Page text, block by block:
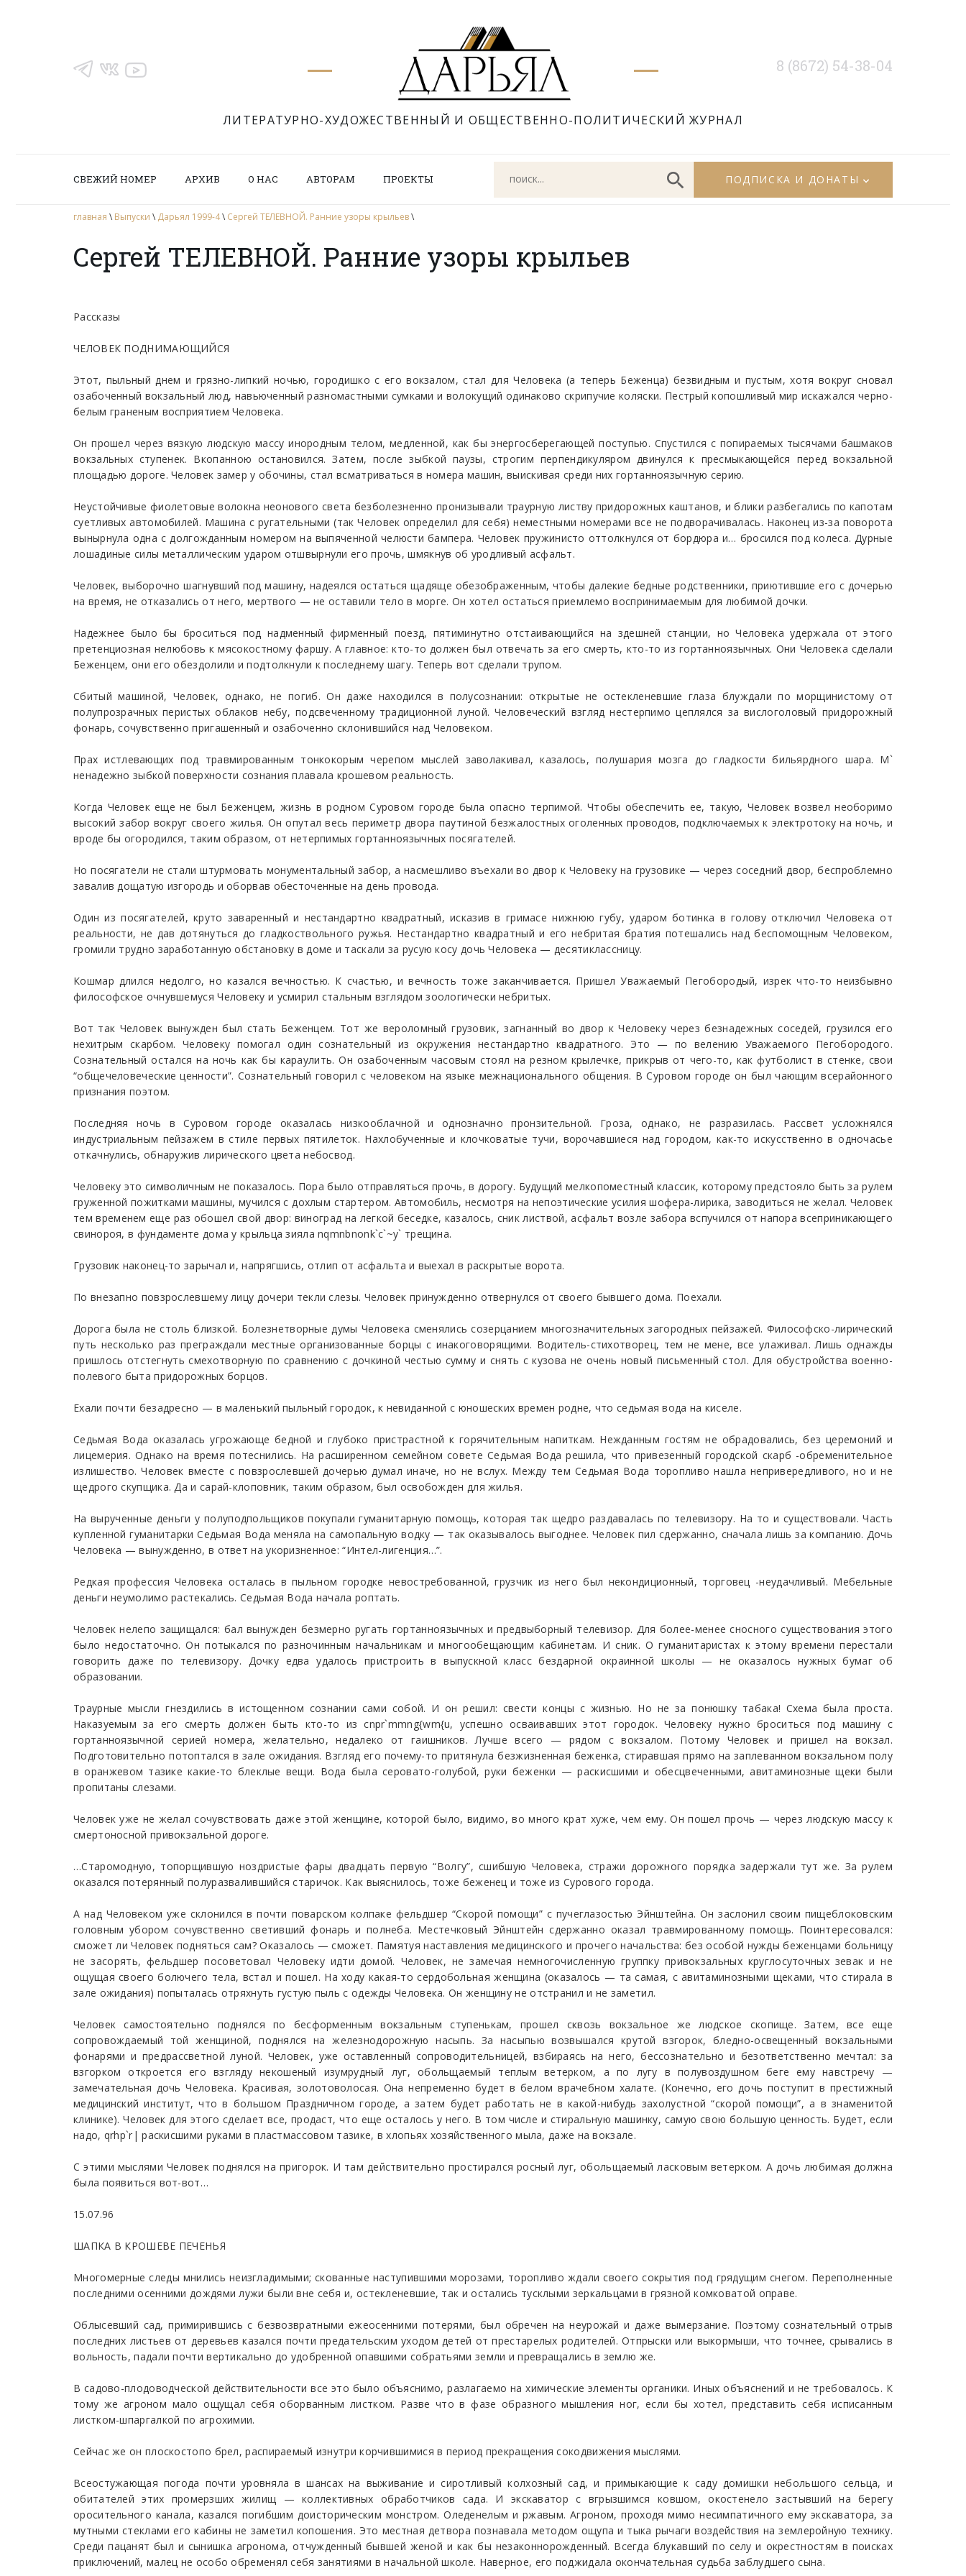
ЛИТЕРАТУРНО-ХУДОЖЕСТВЕННЫЙ И ОБЩЕСТВЕННО-ПОЛИТИЧЕСКИЙ ЖУРНАЛ
8 (8672) 54-38-04
СВЕЖИЙ НОМЕР АРХИВ О НАС АВТОРАМ ПРОЕКТЫ ПОДПИСКА И ДОНАТЫ
главная \ Выпуски \ Дарьял 1999-4\ Сергей ТЕЛЕВНОЙ. Ранние узоры крыльев\
Сергей ТЕЛЕВНОЙ. Ранние узоры крыльев
Рассказы
ЧЕЛОВЕК ПОДНИМАЮЩИЙСЯ
Этот, пыльный днем и грязно-липкий ночью, городишко с его вокзалом, стал для Человека (а теперь Беженца) безвидным и пустым, хотя вокруг сновал
озабоченный вокзальный люд, навьюченный разномастными сумками и волокущий одинаково скрипучие коляски. Пестрый копошливый мир искажался черно-
белым граненым восприятием Человека.
Он прошел через вязкую людскую массу инородным телом, медленной, как бы энергосберегающей поступью. Спустился с попираемых тысячами башмаков
вокзальных ступенек. Вкопанною остановился. Затем, после зыбкой паузы, строгим перпендикуляром двинулся к пресмыкающейся перед вокзальной
площадью дороге. Человек замер у обочины, стал всматриваться в номера машин, выискивая среди них гортанноязычную серию.
Неустойчивые фиолетовые волокна неонового света безболезненно пронизывали траурную листву придорожных каштанов, и блики разбегались по капотам
суетливых автомобилей. Машина с ругательными (так Человек определил для себя) неместными номерами все не подворачивалась. Наконец из-за поворота
вынырнула одна с долгожданным номером на выпяченной челюсти бампера. Человек пружинисто оттолкнулся от бордюра и… бросился под колеса. Дурные
лошадиные силы металлическим ударом отшвырнули его прочь, шмякнув об уродливый асфальт.
Человек, выборочно шагнувший под машину, надеялся остаться щадяще обезображенным, чтобы далекие бедные родственники, приютившие его с дочерью
на время, не отказались от него, мертвого — не оставили тело в морге. Он хотел остаться приемлемо воспринимаемым для любимой дочки.
Надежнее было бы броситься под надменный фирменный поезд, пятиминутно отстаивающийся на здешней станции, но Человека удержала от этого
претенциозная нелюбовь к мясокостному фаршу. А главное: кто-то должен был отвечать за его смерть, кто-то из гортанноязычных. Они Человека сделали
Беженцем, они его обездолили и подтолкнули к последнему шагу. Теперь вот сделали трупом.
Сбитый машиной, Человек, однако, не погиб. Он даже находился в полусознании: открытые не остекленевшие глаза блуждали по морщинистому от
полупрозрачных перистых облаков небу, подсвеченному традиционной луной. Человеческий взгляд нестерпимо цеплялся за вислоголовый придорожный
фонарь, сочувственно пригашенный и озабоченно склонившийся над Человеком.
Прах истлевающих под травмированным тонкокорым черепом мыслей заволакивал, казалось, полушария мозга до гладкости бильярдного шара. M`
ненадежно зыбкой поверхности сознания плавала крошевом реальность.
Когда Человек еще не был Беженцем, жизнь в родном Суровом городе была опасно терпимой. Чтобы обеспечить ее, такую, Человек возвел необоримо
высокий забор вокруг своего жилья. Он опутал весь периметр двора паутиной безжалостных оголенных проводов, подключаемых к электротоку на ночь, и
вроде бы огородился, таким образом, от нетерпимых гортанноязычных посягателей.
Но посягатели не стали штурмовать монументальный забор, а насмешливо въехали во двор к Человеку на грузовике — через соседний двор, беспроблемно
завалив дощатую изгородь и оборвав обесточенные на день провода.
Один из посягателей, круто заваренный и нестандартно квадратный, исказив в гримасе нижнюю губу, ударом ботинка в голову отключил Человека от
реальности, не дав дотянуться до гладкоствольного ружья. Нестандартно квадратный и его небритая братия потешались над беспомощным Человеком,
громили трудно заработанную обстановку в доме и таскали за русую косу дочь Человека — десятиклассницу.
Кошмар длился недолго, но казался вечностью. К счастью, и вечность тоже заканчивается. Пришел Уважаемый Пегобородый, изрек что-то неизбывно
философское очнувшемуся Человеку и усмирил стальным взглядом зоологически небритых.
Вот так Человек вынужден был стать Беженцем. Тот же вероломный грузовик, загнанный во двор к Человеку через безнадежных соседей, грузился его
нехитрым скарбом. Человеку помогал один сознательный из окружения нестандартно квадратного. Это — по велению Уважаемого Пегобородого.
Сознательный остался на ночь как бы караулить. Он озабоченным часовым стоял на резном крылечке, прикрыв от чего-то, как футболист в стенке, свои
“общечеловеческие ценности”. Сознательный говорил с человеком на языке межнационального общения. В Суровом городе он был чающим всерайонного
признания поэтом.
Последняя ночь в Суровом городе оказалась низкооблачной и однозначно пронзительной. Гроза, однако, не разразилась. Рассвет усложнялся
индустриальным пейзажем в стиле первых пятилеток. Нахлобученные и клочковатые тучи, ворочавшиеся над городом, как-то искусственно в одночасье
откачнулись, обнаружив лирического цвета небосвод.
Человеку это символичным не показалось. Пора было отправляться прочь, в дорогу. Будущий мелкопоместный классик, которому предстояло быть за рулем
груженной пожитками машины, мучился с дохлым стартером. Автомобиль, несмотря на непоэтические усилия шофера-лирика, заводиться не желал. Человек
тем временем еще раз обошел свой двор: виноград на легкой беседке, казалось, сник листвой, асфальт возле забора вспучился от напора всеприникающего
свинороя, в фундаменте дома у крыльца зияла nqmnbnonk`c`~y` трещина.
Грузовик наконец-то зарычал и, напрягшись, отлип от асфальта и выехал в раскрытые ворота.
По внезапно повзрослевшему лицу дочери текли слезы. Человек принужденно отвернулся от своего бывшего дома. Поехали.
Дорога была не столь близкой. Болезнетворные думы Человека сменялись созерцанием многозначительных загородных пейзажей. Философско-лирический
путь несколько раз преграждали местные организованные борцы с инакоговорящими. Водитель-стихотворец, тем не мене, все улаживал. Лишь однажды
пришлось отстегнуть смехотворную по сравнению с дочкиной честью сумму и снять с кузова не очень новый письменный стол. Для обустройства военно-
полевого быта придорожных борцов.
Ехали почти безадресно — в маленький пыльный городок, к невиданной с юношеских времен родне, что седьмая вода на киселе.
Седьмая Вода оказалась угрожающе бедной и глубоко пристрастной к горячительным напиткам. Нежданным гостям не обрадовались, без церемоний и
лицемерия. Однако на время потеснились. На расширенном семейном совете Седьмая Вода решила, что привезенный городской скарб -обременительное
излишество. Человек вместе с повзрослевшей дочерью думал иначе, но не вслух. Между тем Седьмая Вода торопливо нашла непривередливого, но и не
щедрого скупщика. Да и сарай-клоповник, таким образом, был освобожден для жилья.
На вырученные деньги у полуподпольщиков покупали гуманитарную помощь, которая так щедро раздавалась по телевизору. На то и существовали. Часть
купленной гуманитарки Седьмая Вода меняла на самопальную водку — так оказывалось выгоднее. Человек пил сдержанно, сначала лишь за компанию. Дочь
Человека — вынужденно, в ответ на укоризненное: “Интел-лигенция…”.
Редкая профессия Человека осталась в пыльном городке невостребованной, грузчик из него был некондиционный, торговец -неудачливый. Мебельные
деньги неумолимо растекались. Седьмая Вода начала роптать.
Человек нелепо защищался: бал вынужден безмерно ругать гортанноязычных и предвыборный телевизор. Для более-менее сносного существования этого
было недостаточно. Он потыкался по разночинным начальникам и многообещающим кабинетам. И сник. О гуманитаристах к этому времени перестали
говорить даже по телевизору. Дочку едва удалось пристроить в выпускной класс бездарной окраинной школы — не оказалось нужных бумаг об
образовании.
Траурные мысли гнездились в истощенном сознании сами собой. И он решил: свести концы с жизнью. Но не за понюшку табака! Схема была проста.
Наказуемым за его смерть должен быть кто-то из cnpr`mmng{wm{u, успешно осваивавших этот городок. Человеку нужно броситься под машину с
гортанноязычной серией номера, желательно, недалеко от гаишников. Лучше всего — рядом с вокзалом. Потому Человек и пришел на вокзал.
Подготовительно потоптался в зале ожидания. Взгляд его почему-то притянула безжизненная беженка, стиравшая прямо на заплеванном вокзальном полу
в оранжевом тазике какие-то блеклые вещи. Вода была серовато-голубой, руки беженки — раскисшими и обесцвеченными, авитаминозные щеки были
пропитаны слезами.
Человек уже не желал сочувствовать даже этой женщине, которой было, видимо, во много крат хуже, чем ему. Он пошел прочь — через людскую массу к
смертоносной привокзальной дороге.
…Старомодную, топорщившую ноздристые фары двадцать первую “Волгу”, сшибшую Человека, стражи дорожного порядка задержали тут же. За рулем
оказался потерянный полуразвалившийся старичок. Как выяснилось, тоже беженец и тоже из Сурового города.
А над Человеком уже склонился в почти поварском колпаке фельдшер “Скорой помощи” с пучеглазостью Эйнштейна. Он заслонил своим пищеблоковским
головным убором сочувственно светивший фонарь и полнеба. Местечковый Эйнштейн сдержанно оказал травмированному помощь. Поинтересовался:
сможет ли Человек подняться сам? Оказалось — сможет. Памятуя наставления медицинского и прочего начальства: без особой нужды беженцами больницу
не засорять, фельдшер посоветовал Человеку идти домой. Человек, не замечая немногочисленную группку привокзальных круглосуточных зевак и не
ощущая своего болючего тела, встал и пошел. На ходу какая-то сердобольная женщина (оказалось — та самая, с авитаминозными щеками, что стирала в
зале ожидания) попыталась отряхнуть густую пыль с одежды Человека. Он женщину не отстранил и не заметил.
Человек самостоятельно поднялся по бесформенным вокзальным ступенькам, прошел сквозь вокзальное же людское скопище. Затем, все еще
сопровождаемый той женщиной, поднялся на железнодорожную насыпь. За насыпью возвышался крутой взгорок, бледно-освещенный вокзальными
фонарями и предрассветной луной. Человек, уже оставленный сопроводительницей, взбираясь на него, бессознательно и безответственно мечтал: за
взгорком откроется его взгляду некошеный изумрудный луг, обольщаемый теплым ветерком, а по лугу в полувоздушном беге ему навстречу —
замечательная дочь Человека. Красивая, золотоволосая. Она непременно будет в белом врачебном халате. (Конечно, его дочь поступит в престижный
медицинский институт, что в большом Праздничном городе, а затем будет работать не в какой-нибудь захолустной “скорой помощи”, а в знаменитой
клинике). Человек для этого сделает все, продаст, что еще осталось у него. В том числе и стиральную машинку, самую свою большую ценность. Будет, если
надо, qrhp`r| раскисшими руками в пластмассовом тазике, в хлопьях хозяйственного мыла, даже на вокзале.
С этими мыслями Человек поднялся на пригорок. И там действительно простирался росный луг, обольщаемый ласковым ветерком. А дочь любимая должна
была появиться вот-вот…
15.07.96
ШАПКА В КРОШЕВЕ ПЕЧЕНЬЯ
Многомерные следы мнились неизгладимыми; скованные наступившими морозами, торопливо ждали своего сокрытия под грядущим снегом. Переполненные
последними осенними дождями лужи были вне себя и, остекленевшие, так и остались тусклыми зеркальцами в грязной комковатой оправе.
Облысевший сад, примирившись с безвозвратными ежеосенними потерями, был обречен на неурожай и даже вымерзание. Поэтому сознательный отрыв
последних листьев от деревьев казался почти предательским уходом детей от престарелых родителей. Отпрыски или выкормыши, что точнее, срывались в
вольность, падали почти вертикально до удобренной опавшими собратьями земли и превращались в землю же.
В садово-плодоводческой действительности все это было объяснимо, разлагаемо на химические элементы органики. Иных объяснений и не требовалось. К
тому же агроном мало ощущал себя оборванным листком. Разве что в фазе образного мышления ног, если бы хотел, представить себя исписанным
листком-шпаргалкой по агрохимии.
Сейчас же он плоскостопо брел, распираемый изнутри корчившимися в период прекращения сокодвижения мыслями.
Всеостужающая погода почти уровняла в шансах на выживание и сиротливый колхозный сад, и примыкающие к саду домишки небольшого сельца, и
обитателей этих промерзших жилищ — коллективных обработчиков сада. И экскаватор с вгрызшимся ковшом, окостенело застывший на берегу
оросительного канала, казался погибшим доисторическим монстром. Оледенелым и ржавым. Агроном, проходя мимо несимпатичного ему экскаватора, за
мутными стеклами его кабины не заметил копошения. Это местная детвора познавала методом ощупа и тыка рычаги воздействия на землеройную технику.
Среди пацанят был и сынишка агронома, отчужденный бывшей женой и как бы незаконнорожденный. Всегда блукавший по селу и окрестностям в поисках
приключений, малец не особо обременял себя занятиями в начальной школе. Наверное, его поджидала окончательная судьба заблудшего сына.